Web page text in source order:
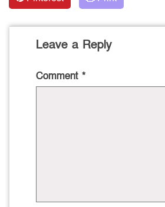
Leave a Reply
Comment *